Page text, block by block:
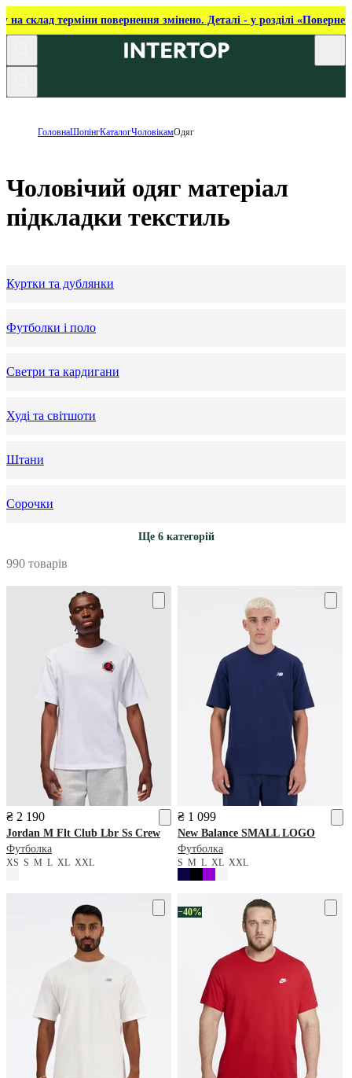
на склад терміни повернення змінено. Деталі - у розділі
ГоловнаШопінгКаталогЧоловікамОдяг
Чоловічий одяг матеріал
підкладки текстиль
Куртки та дублянки
Футболки і поло
Светри та кардигани
Худі та світшоти
Штани
Сорочки
Ще 6 категорій
990 товарів
₴ 2 190
Jordan M Flt Club Lbr Ss Crew
Футболка
XS S M L XL XXL
₴ 1 099
New Balance SMALL LOGO
Футболка
SMLXLXXL
−40%